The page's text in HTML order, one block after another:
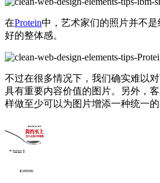
在Protein中，艺术家们的照片并不
好的整体感。
不过在很多情况下，我们确实难以
具有重要内容价值的图片。另外，
样做至少可以为图片增添一种统一的